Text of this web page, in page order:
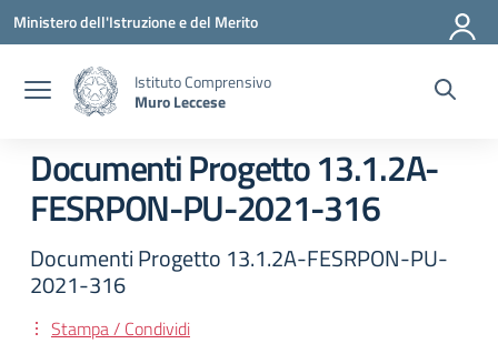
Vai ai contenuti
Vai al menu di navigazione
Vai al footer
Ministero dell'Istruzione e del Merito
Istituto Comprensivo
Muro Leccese
Documenti Progetto 13.1.2A-
FESRPON-PU-2021-316
Documenti Progetto 13.1.2A-FESRPON-PU-
2021-316
Stampa / Condividi